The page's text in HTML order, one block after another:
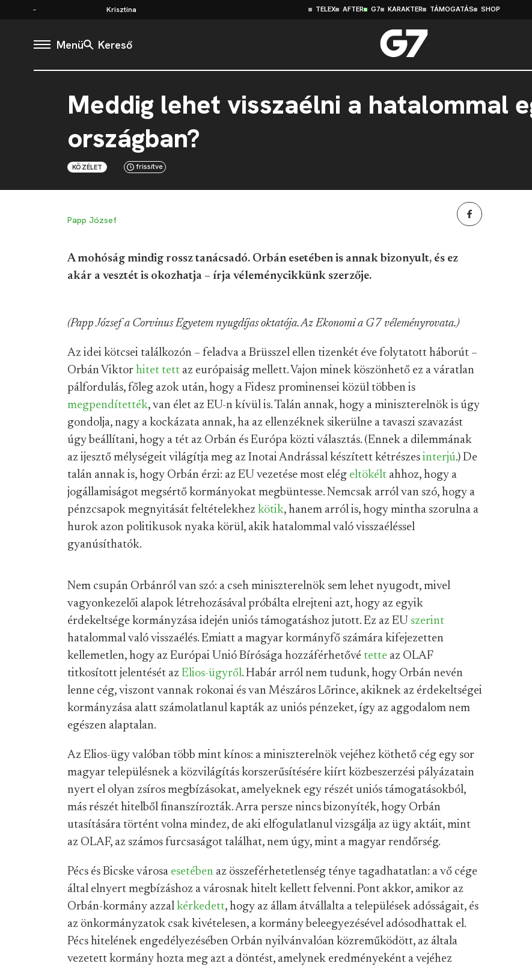
Krisztina TELEX AFTER G7 KARAKTER TÁMOGATÁS SHOP
Menü Kereső
Meddig lehet visszaélni a hatalommal
országban?
KÖZÉLET frissítve
Papp József
A mohóság mindig rossz tanácsadó. Orbán esetében is annak bizonyult, és ez
akár a vesztét is okozhatja – írja véleménycikkünk szerzője.
(Papp József a Corvinus Egyetem nyugdíjas oktatója. Az Ekonomi a G7 véleményrovata.)
Az idei kötcsei találkozón – feladva a Brüsszel ellen tizenkét éve folytatott háborút –
Orbán Viktor hitet tett az európaiság mellett. Vajon minek köszönhető ez a váratlan
pálfordulás, főleg azok után, hogy a Fidesz prominensei közül többen is
megpendítették, van élet az EU-n kívül is. Talán annak, hogy a miniszterelnök is úgy
gondolja, nagy a kockázata annak, ha az ellenzéknek sikerülne a tavaszi szavazást
úgy beállítani, hogy a tét az Orbán és Európa közti választás. (Ennek a dilemmának
az ijesztő mélységeit világítja meg az Inotai Andrással készített kétrészes interjú.) De
talán annak is, hogy Orbán érzi: az EU vezetése most elég eltökélt ahhoz, hogy a
jogállamiságot megsértő kormányokat megbüntesse. Nemcsak arról van szó, hogy a
pénzcsapok megnyitását feltételekhez kötik, hanem arról is, hogy mintha szorulna a
hurok azon politikusok nyaka körül, akik hatalommal való visszaéléssel
gyanúsíthatók.
Nem csupán Orbánról van szó: a cseh miniszterelnök sem lehet nyugodt, mivel
vagyonkezelői alapok létrehozásával próbálta elrejteni azt, hogy az egyik
érdekeltsége kormányzása idején uniós támogatáshoz jutott. Ez az EU szerint
hatalommal való visszaélés. Emiatt a magyar kormányfő számára kifejezetten
kellemetlen, hogy az Európai Unió Bírósága hozzáférhetővé tette az OLAF
titkosított jelentését az Elios-ügyről. Habár arról nem tudunk, hogy Orbán nevén
lenne cég, viszont vannak rokonai és van Mészáros Lőrince, akiknek az érdekeltségei
kormányzása alatt számolatlanul kapták az uniós pénzeket, így az aggodalom nem
egészen alaptalan.
Az Elios-ügy valóban több mint kínos: a miniszterelnök vejéhez köthető cég egy sor
magyar településnek a közvilágítás korszerűsítésére kiírt közbeszerzési pályázatain
nyert el olyan zsíros megbízásokat, amelyeknek egy részét uniós támogatásokból,
más részét hitelből finanszírozták. Arra persze nincs bizonyíték, hogy Orbán
utasítására történt volna mindez, de aki elfogulatlanul vizsgálja az ügy aktáit, mint
az OLAF, az számos furcsaságot találhat, nem úgy, mint a magyar rendőrség.
Pécs és Bicske városa esetében az összeférhetetlenség ténye tagadhatatlan: a vő cége
által elnyert megbízáshoz a városnak hitelt kellett felvenni. Pont akkor, amikor az
Orbán-kormány azzal kérkedett, hogy az állam átvállalta a települések adósságait, és
az önkormányzatok csak kivételesen, a kormány beleegyezésével adósodhattak el.
Pécs hitelének engedélyezésében Orbán nyilvánvalóan közreműködött, az általa
vezetett kormány hozta meg azt a döntést, amelynek eredményeként a vejéhez